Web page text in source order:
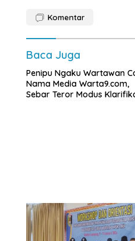
Komentar
Baca Juga
Penipu Ngaku Wartawan
Nama Media Warta9.com,
Sebar Teror Modus